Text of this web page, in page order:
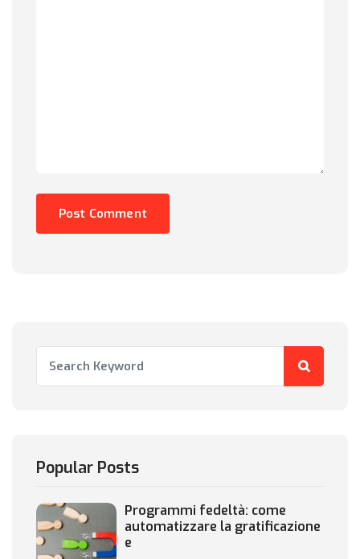
Popular Posts
Programmi fedeltà: come
automatizzare la gratificazione
e